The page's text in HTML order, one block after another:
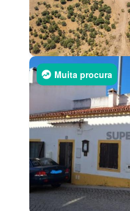
Muita procura